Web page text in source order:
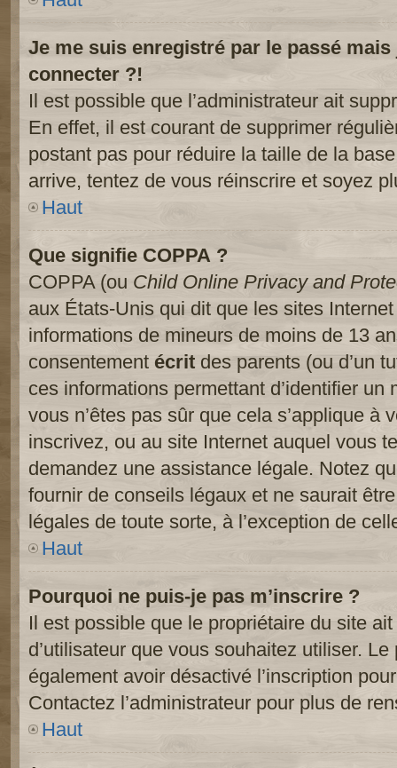
Je me suis enregistré par le passé
connecter ?!
Il est possible que l’administrateur ait
En effet, il est courant de supprimer
postant pas pour réduire la taille de la
arrive, tentez de vous réinscrire et soyez
Haut
Que signifie COPPA ?
COPPA (ou Child Online Privacy and
aux États-Unis qui dit que les sites
informations de mineurs de moins de 13
consentement écrit des parents (ou d’un
ces informations permettant d’identifier
vous n’êtes pas sûr que cela s’applique à
inscrivez, ou au site Internet auquel vous
demandez une assistance légale. Notez
fournir de conseils légaux et ne saurait
légales de toute sorte, à l’exception de
Haut
Pourquoi ne puis-je pas m’inscrire ?
Il est possible que le propriétaire du site
d’utilisateur que vous souhaitez utiliser.
également avoir désactivé l’inscription
Contactez l’administrateur pour plus de
Haut